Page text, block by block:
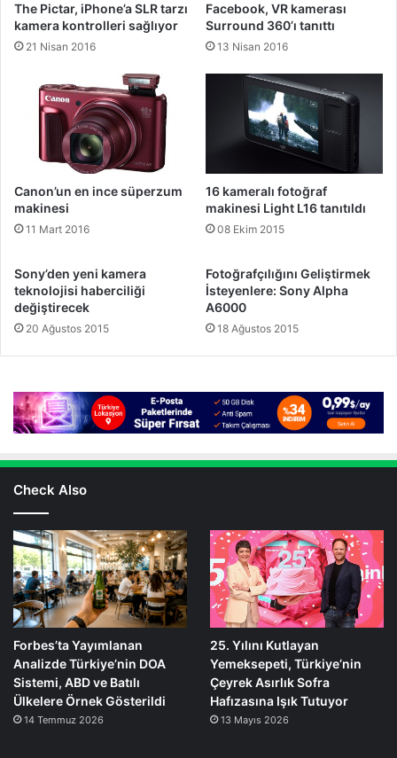
The Pictar, iPhone’a SLR tarzı
kamera kontrolleri sağlıyor
21 Nisan 2016
Facebook, VR kamerası
Surround 360’ı tanıttı
13 Nisan 2016
Canon’un en ince süperzum
makinesi
11 Mart 2016
16 kameralı fotoğraf
makinesi Light L16 tanıtıldı
08 Ekim 2015
Sony’den yeni kamera
teknolojisi haberciliği
değiştirecek
20 Ağustos 2015
Fotoğrafçılığını Geliştirmek
İsteyenlere: Sony Alpha
A6000
18 Ağustos 2015
Check Also
Forbes’ta Yayımlanan
Analizde Türkiye’nin DOA
Sistemi, ABD ve Batılı
Ülkelere Örnek Gösterildi
14 Temmuz 2026
25. Yılını Kutlayan
Yemeksepeti, Türkiye’nin
Çeyrek Asırlık Sofra
Hafızasına Işık Tutuyor
13 Mayıs 2026